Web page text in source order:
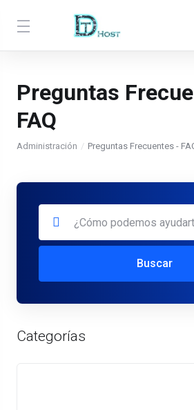
Preguntas
FAQ
Administración Preguntas Frecuentes -
Buscar
Categorías